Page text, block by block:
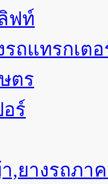
ฟท์
รถแทรกเตอ
ตร
ร์
,ยางรถภา